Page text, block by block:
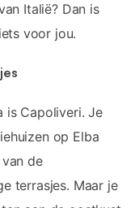
Italië? Dan is
voor jou.
is Capoliveri. Je
op Elba
de
terrasjes. Maar je